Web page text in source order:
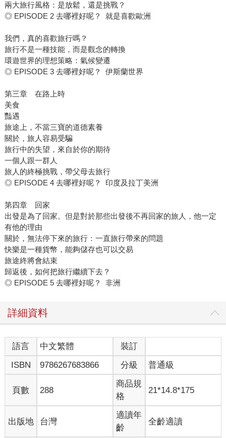
兩大旅行風格：是放鬆，還是挑戰？
◎ EPISODE 2 去哪裡好呢？ 就是喜歡歐洲
我們，真的喜歡旅行嗎？
旅行不是一種技能，而是觀念的轉換
環遊世界的理想策略：氣候變遷
◎ EPISODE 3 去哪裡好呢？ 伊斯蘭世界
第三章 在路上時
美食
豔遇
旅途上，不當三寶的道德素養
關於，旅人容易受騙
旅行中的失望，來自於你的期待
一個人跟一群人
旅人的終極挑戰，帶父母去旅行
◎ EPISODE 4 去哪裡好呢？ 印度及拉丁美洲
第四章 回家
出發是為了回家。但是對於那些出發後不再回家的旅人，他一定
有他的理由
關於，無法停下來的旅行：一直旅行帶來的問題
快樂是一種貨幣，能夠儲存也可以交易
旅途終將會結束
歸返後，如何把旅行繼續下去？
◎ EPISODE 5 去哪裡好呢？ 非洲
詳細資料
語言 中文繁體
裝訂
ISBN
9786267683866 分級 普通級
頁數 288
商品規
格
21*14.8*175
出版地 台灣
適讀年
齡
全齡適讀